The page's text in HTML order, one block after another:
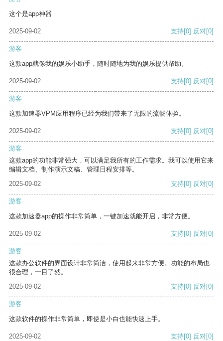
这个是app神器
2025-09-02 支持[0] 反对[0]
游客
这款app就像我的娱乐小助手，随时随地为我的娱乐提供帮助。
2025-09-02 支持[0] 反对[0]
游客
这款加速器VPM应用程序已经为我们带来了无限的流畅体验。
2025-09-02 支持[0] 反对[0]
游客
这款app的功能非常强大，可以满足我所有的工作需求。我可以使用它来
编辑文档、制作演示文稿、管理日程安排等。
2025-09-02
支持[0] 反对[0]
游客
这款加速器app的操作非常简单，一键加速就能开启，非常方便。
2025-09-02 支持[0] 反对[0]
游客
这款办公软件的界面设计非常简洁，使用起来非常方便。功能的布局也
很合理，一目了然。
2025-09-02
支持[0] 反对[0]
游客
这款软件的操作非常简单，即使是小白也能快速上手。
2025-09-02 支持[0] 反对[0]